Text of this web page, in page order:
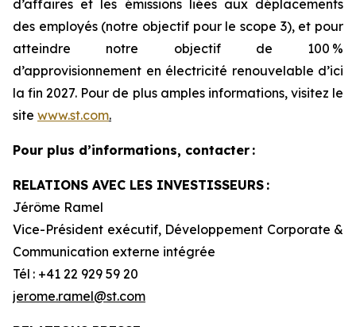
d’affaires et les émissions liées aux déplacements
des employés (notre objectif pour le scope 3), et pour
atteindre notre objectif de 100 %
d’approvisionnement en électricité renouvelable d’ici
la fin 2027. Pour de plus amples informations, visitez le
site www.st.com.
Pour plus d’informations, contacter :
RELATIONS AVEC LES INVESTISSEURS :
Jérôme Ramel
Vice-Président exécutif, Développement Corporate &
Communication externe intégrée
Tél : +41 22 929 59 20
jerome.ramel@st.com